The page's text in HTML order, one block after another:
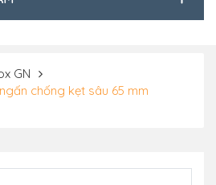
GN
chống kẹt sâu 65 mm